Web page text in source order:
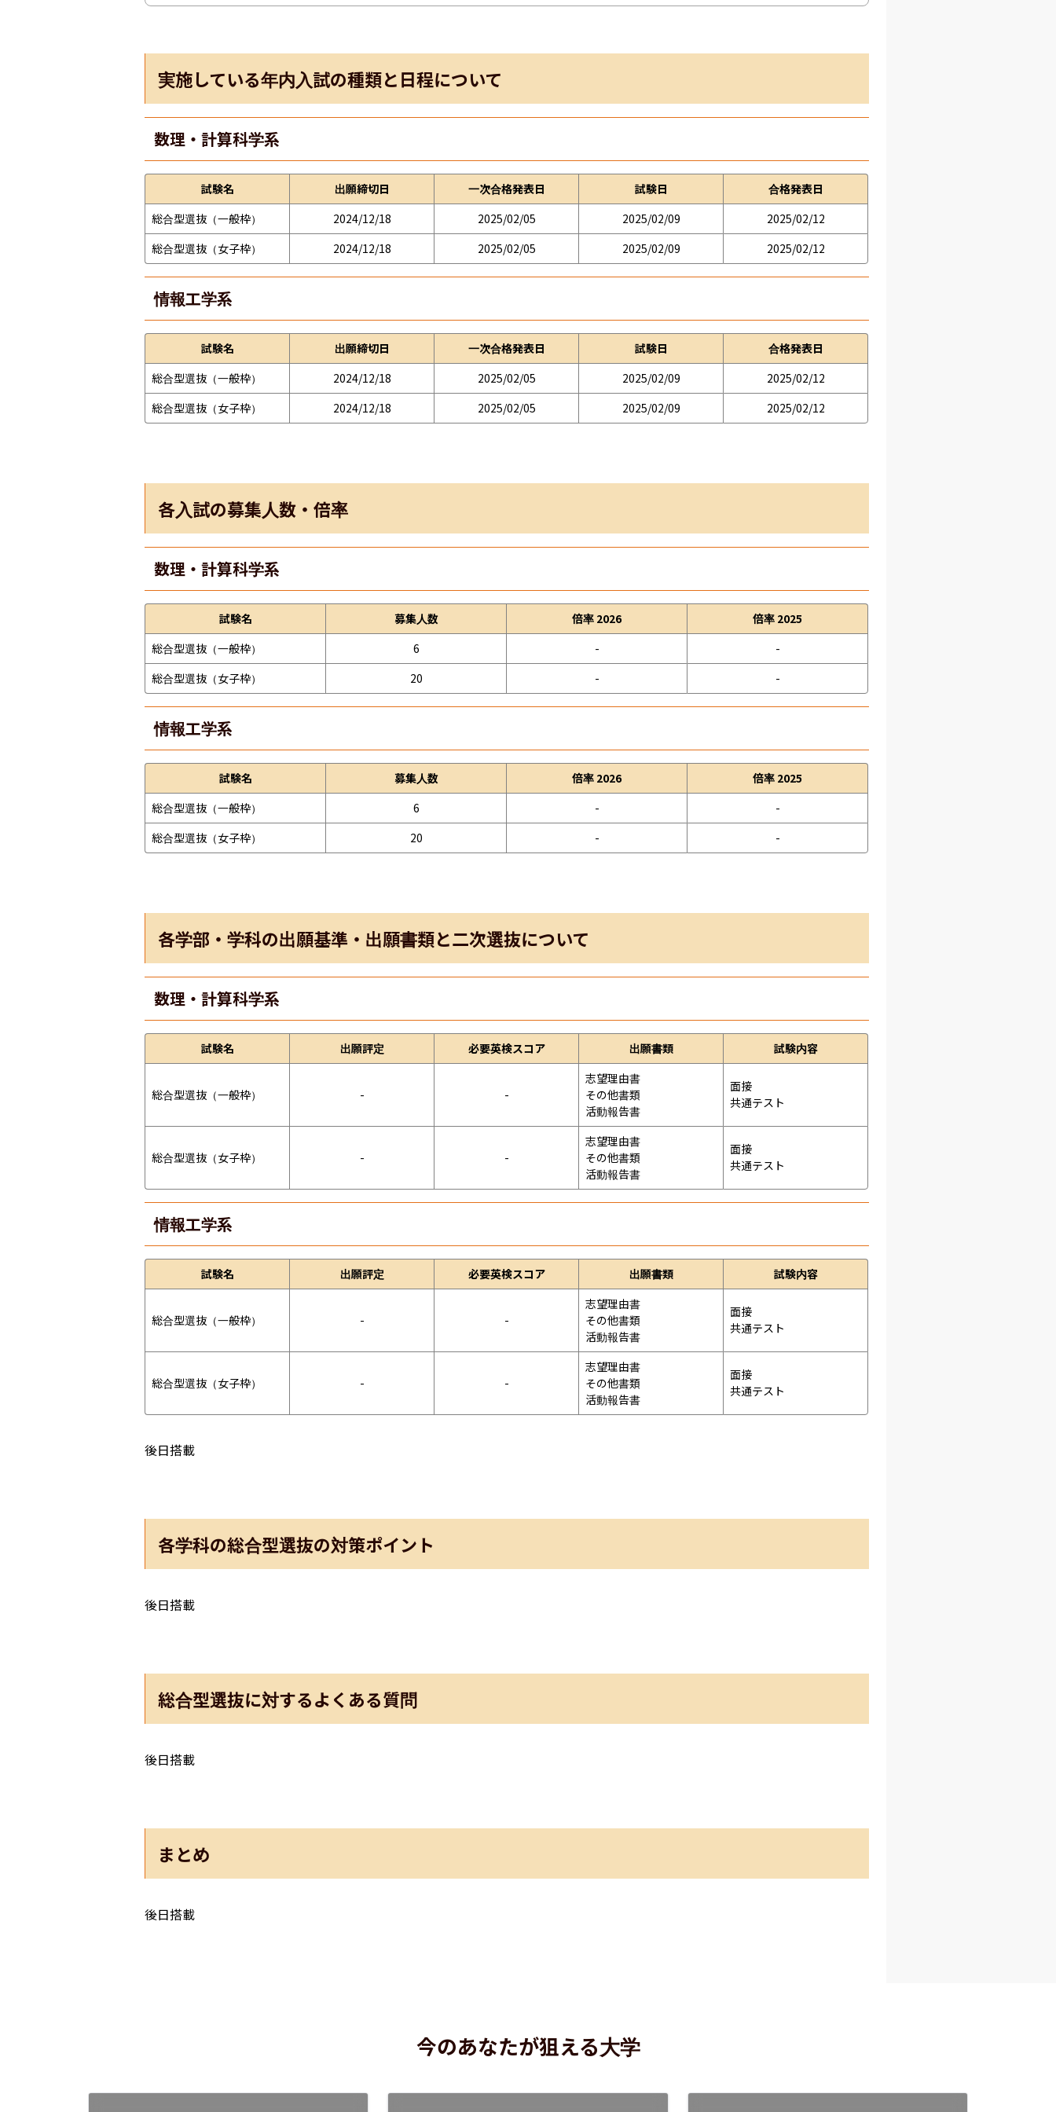
実施している年内入試の種類と日程について
数理・計算科学系
試験名 出願締切日 一次合格発表日 試験日
合格発表日
総合型選抜（一般枠）
2024/12/18 2025/02/05 2025/02/09
2025/02/12
総合型選抜（女子枠）
2024/12/18 2025/02/05 2025/02/09 2025/02/12
情報工学系
試験名 出願締切日 一次合格発表日 試験日
合格発表日
総合型選抜（一般枠）
2024/12/18 2025/02/05 2025/02/09
2025/02/12
総合型選抜（女子枠）
2024/12/18 2025/02/05 2025/02/09 2025/02/12
各入試の募集人数・倍率
数理・計算科学系
試験名 募集人数 倍率 2026
倍率 2025
総合型選抜（一般枠）
6 -
-
総合型選抜（女子枠）
20 - -
情報工学系
試験名 募集人数 倍率 2026
倍率 2025
総合型選抜（一般枠）
6 -
-
総合型選抜（女子枠）
20 - -
各学部・学科の出願基準・出願書類と二次選抜について
数理・計算科学系
試験名 出願評定 必要英検スコア 出願書類 試験内容
総合型選抜（一般枠） - -
志望理由書
その他書類
活動報告書
面接
共通テスト
総合型選抜（女子枠） - -
志望理由書
その他書類
活動報告書
面接
共通テスト
情報工学系
試験名 出願評定 必要英検スコア 出願書類 試験内容
総合型選抜（一般枠） - -
志望理由書
その他書類
活動報告書
面接
共通テスト
総合型選抜（女子枠） - -
志望理由書
その他書類
活動報告書
面接
共通テスト
後日搭載
各学科の総合型選抜の対策ポイント
後日搭載
総合型選抜に対するよくある質問
後日搭載
まとめ
後日搭載
今のあなたが狙える大学